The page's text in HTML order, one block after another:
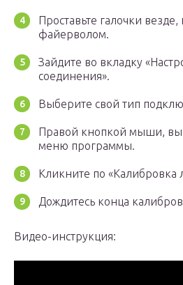
Проставьте галочки
файерволом.
Зайдите во вкладку
соединения».
Выберите свой тип
Правой кнопкой мыши,
меню программы.
Кликните по «Калибровка
Дождитесь конца
Видео-инструкция: